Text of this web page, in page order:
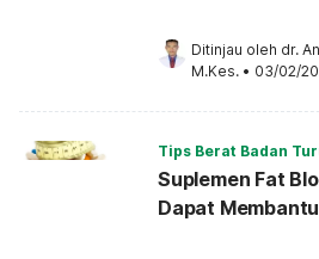
Ditinjau oleh dr.
M.Kes. • 03/02/
Tips Berat Badan
Suplemen Fat
Dapat